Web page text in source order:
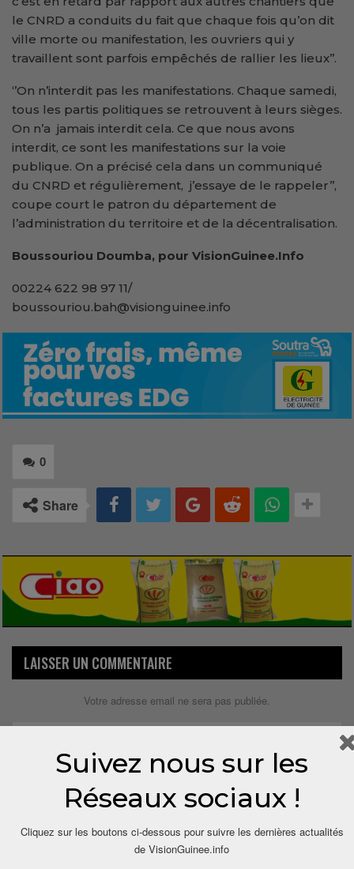
le CNRD a conduits du fait que chaque fois qu’on dit
ville morte ou manifestation, les ouvriers qui y
travaillent sont parfois empêchés de rallier les lieux’’.
‘’On n’interdit pas les manifestations. Chaque samedi,
tous les partis politiques se retrouvent à leurs sièges.
On n’a jamais interdit cela. Ce que nous avons
interdit, ce sont les manifestations sur la voie
publique. On a précisé cela dans un communiqué
du CNRD et régulièrement, j’essaye de le rappeler’’,
coupe court le patron du département de
l’administration du territoire et de la décentralisation.
Boussouriou Doumba, pour VisionGuinee.Info
00224 622 98 97 11/
boussouriou.bah@visionguinee.info
0
Share
LAISSER UN COMMENTAIRE
Votre adresse email ne sera pas publiée.
Suivez nous sur les
Réseaux sociaux !
Cliquez sur les boutons ci-dessous pour suivre les dernières actualités
de VisionGuinee.info